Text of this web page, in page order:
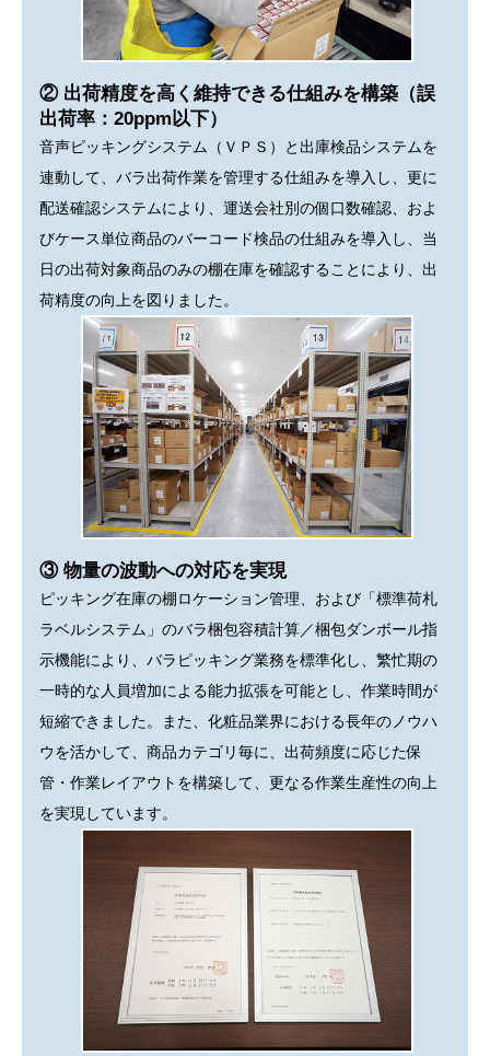
② 出荷精度を高く維持できる仕組みを構築（誤
出荷率：20ppm以下）
音声ピッキングシステム（ＶＰＳ）と出庫検品システムを
連動して、バラ出荷作業を管理する仕組みを導入し、更に
配送確認システムにより、運送会社別の個口数確認、およ
びケース単位商品のバーコード検品の仕組みを導入し、当
日の出荷対象商品のみの棚在庫を確認することにより、出
荷精度の向上を図りました。
③ 物量の波動への対応を実現
ピッキング在庫の棚ロケーション管理、および「標準荷札
ラベルシステム」のバラ梱包容積計算／梱包ダンボール指
示機能により、バラピッキング業務を標準化し、繁忙期の
一時的な人員増加による能力拡張を可能とし、作業時間が
短縮できました。また、化粧品業界における長年のノウハ
ウを活かして、商品カテゴリ毎に、出荷頻度に応じた保
管・作業レイアウトを構築して、更なる作業生産性の向上
を実現しています。